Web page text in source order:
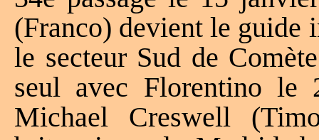
(Franco) devient le guide
le secteur Sud de
seul avec Florentino le
Michael Creswell